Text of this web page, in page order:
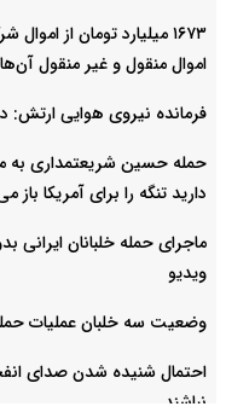
۱۶۷۳ میلیارد تومان از
اموال منقول و غیر منقول
فرمانده نیروی هوایی ارتش:
حمله حسین شریعتمداری به
دارید تنگه را برای آمریکا باز
ماجرای حمله خلبانان ایرانی
ویدیو
وضعیت سه خلبان عملیات
احتمال شنیده شدن صدای
نباشند